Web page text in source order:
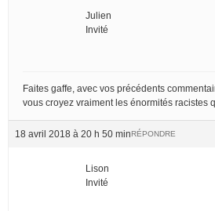
Julien
Invité
Faites gaffe, avec vos précédents
vous croyez vraiment les énormités racistes
18 avril 2018 à 20 h 50 minRÉPONDRE
Lison
Invité